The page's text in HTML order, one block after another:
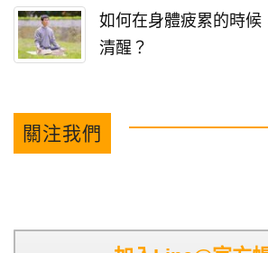
如何在身體疲累的時候
清醒？
關注我們